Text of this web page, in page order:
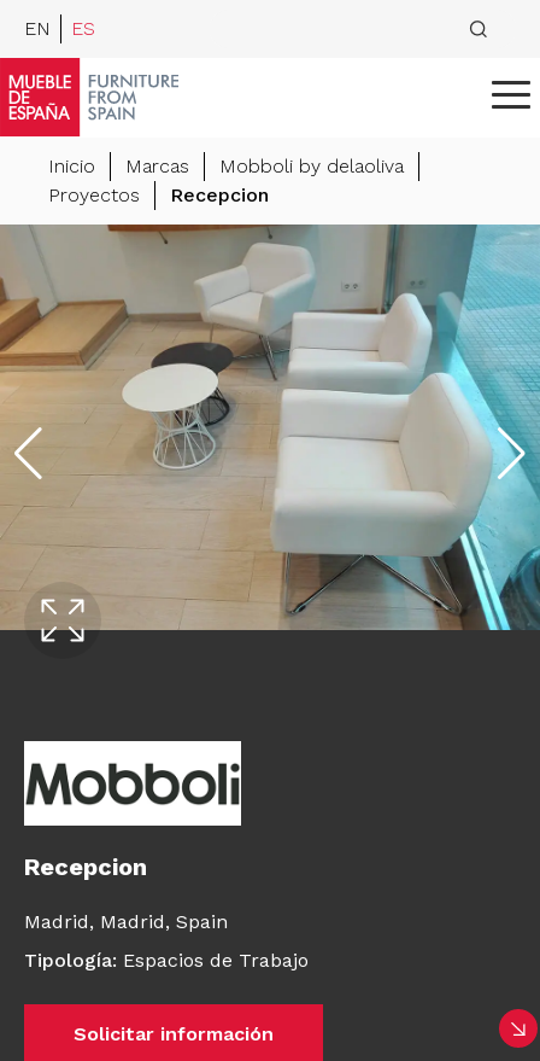
EN ES
Inicio Marcas
Mobboli by delaoliva
Proyectos
Recepcion
Recepcion
Madrid, Madrid, Spain
Tipología: Espacios de Trabajo
Solicitar información